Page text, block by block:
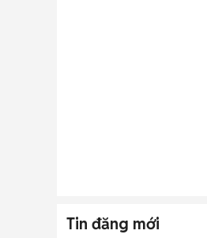
Tin đăng mới